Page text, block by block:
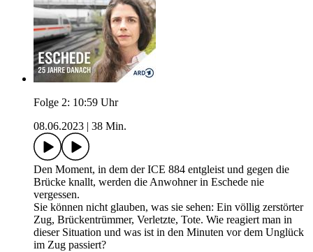
Folge 2: 10:59 Uhr
08.06.2023
38 Min.
Den Moment, in dem der ICE 884 entgleist und gegen die
Brücke knallt, werden die Anwohner in Eschede nie
vergessen.
Sie können nicht glauben, was sie sehen: Ein völlig zerstörter
Zug, Brückentrümmer, Verletzte, Tote. Wie reagiert man in
dieser Situation und was ist in den Minuten vor dem Unglück
im Zug passiert?